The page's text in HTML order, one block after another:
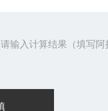
请输入计算结果（填写